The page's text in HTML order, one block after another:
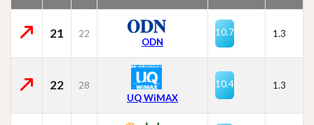
21 22
ODN
10.7 1.3
22
28
UQ WiMAX
10.4 1.3